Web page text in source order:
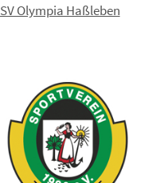
SV Olympia Haßleben